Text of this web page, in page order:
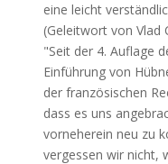
eine leicht
(Geleitwort von Vlad
"Seit der 4. Auflage
Einführung von
der französischen
dass es uns
vorneherein neu zu
vergessen wir nicht,